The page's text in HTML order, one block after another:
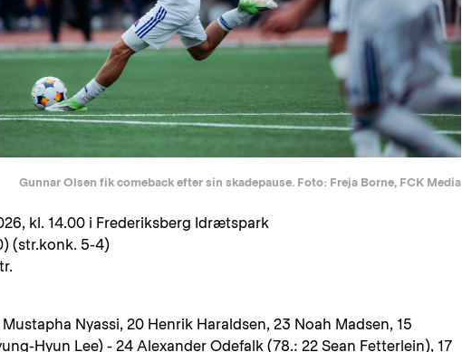
Gunnar Olsen fik comeback efter sin skadepause. Foto: Freja Borne, FCK Media
kl. 14.00 i Frederiksberg Idrætspark
(str.konk. 5-4)
Nyassi, 20 Henrik Haraldsen, 23 Noah Madsen, 15
Hyun Lee) - 24 Alexander Odefalk (78.: 22 Sean Fetterlein), 17